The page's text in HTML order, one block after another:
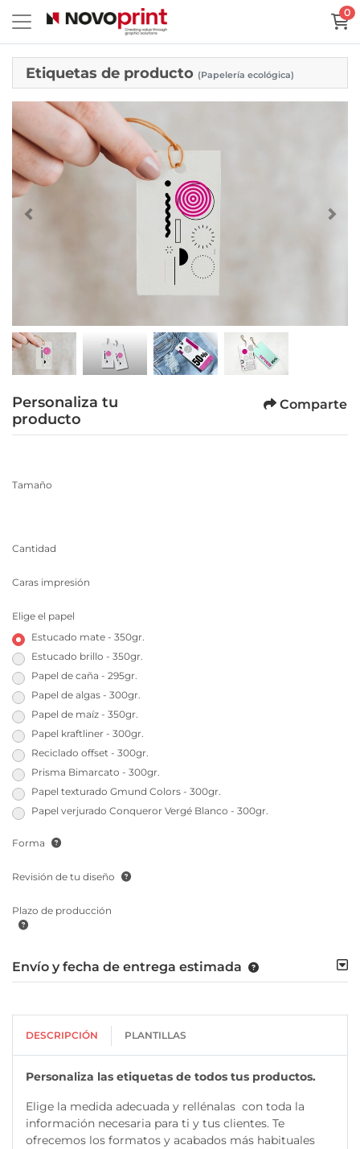
0
Etiquetas de producto (Papelería ecológica)
Personaliza tu
producto
Comparte
Tamaño
Cantidad
Caras impresión
Elige el papel
Estucado mate - 350gr.
Estucado brillo - 350gr.
Papel de caña - 295gr.
Papel de algas - 300gr.
Papel de maíz - 350gr.
Papel kraftliner - 300gr.
Reciclado offset - 300gr.
Prisma Bimarcato - 300gr.
Papel texturado Gmund Colors - 300gr.
Papel verjurado Conqueror Vergé Blanco - 300gr.
Forma
Revisión de tu diseño
Plazo de producción
Envío y fecha de entrega estimada
DESCRIPCIÓN PLANTILLAS
Personaliza las etiquetas de todos tus productos.
Elige la medida adecuada y rellénalas con toda la
información necesaria para ti y tus clientes. Te
ofrecemos los formatos y acabados más habituales